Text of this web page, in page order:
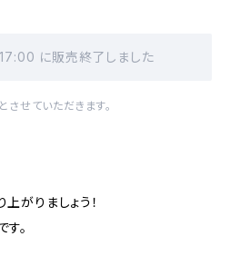
に販売終了しました
せていただきます。
がりましょう！
。